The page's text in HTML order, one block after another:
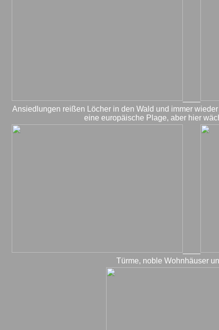
Ansiedlungen reißen Löcher in den Wald und immer
eine europäische Plage, aber hier
Türme, noble Wohnhäuser